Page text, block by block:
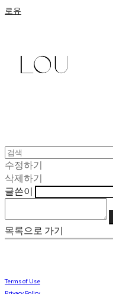
로유
수정하기
삭제하기
글쓴이
목록으로 가기
Terms of Use